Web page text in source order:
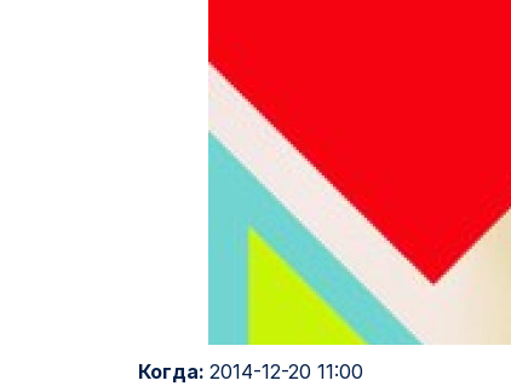
Когда: 2014-12-20 11:00